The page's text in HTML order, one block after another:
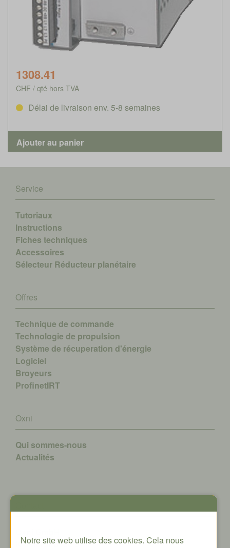
1308.41
CHF / qté hors TVA
Délai de livraison env. 5-8 semaines
Service
Tutoriaux
Instructions
Fiches techniques
Accessoires
Sélecteur Réducteur planétaire
Offres
Technique de commande
Technologie de propulsion
Système de récuperation d'énergie
Logiciel
Broyeurs
ProfinetIRT
Oxni
Qui sommes-nous
Actualités
Klosterstrasse 34
Notre site web utilise des cookies. Cela nous